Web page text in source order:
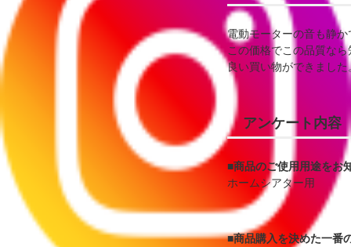
電動モーターの音も静
この価格でこの品質な
良い買い物ができまし
アンケート内容
■商品のご使用用途をお
ホームシアター用
■商品購入を決めた一番